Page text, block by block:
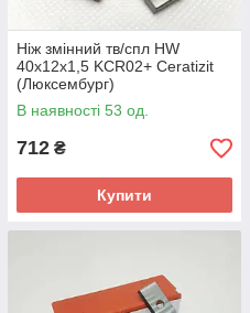
Ніж змінний тв/спл HW
40х12х1,5 KCR02+ Ceratizit
(Люксембург)
В наявності 53 од.
712 ₴
Купити